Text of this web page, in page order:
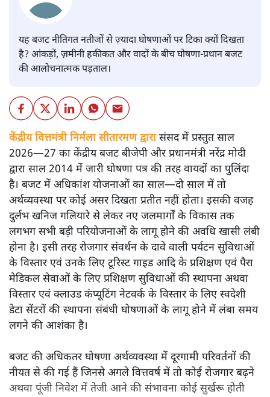
यह बजट नीतिगत नतीजों से ज़्यादा घोषणाओं पर टिका क्यों दिखता
है? आंकड़ों, ज़मीनी हकीकत और वादों के बीच घोषणा-प्रधान बजट
की आलोचनात्मक पड़ताल।
केंद्रीय वित्तमंत्री निर्मला सीतारमण द्वारासंसद में प्रस्तुत साल
2026—27 का केंद्रीय बजट बीजेपी और प्रधानमंत्री नरेंद्र मोदी
द्वारा साल 2014 में जारी घोषणा पत्र की तरह वायदों का पुलिंदा
है। बजट में अधिकांश योजनाओं का साल—दो साल में तो
अर्थव्यवस्था पर कोई असर दिखता प्रतीत नहीं होता। इसकी वजह
दुर्लभ खनिज गलियारे से लेकर नए जलमार्गों के विकास तक
लगभग सभी बड़ी परियोजनाओं के लागू होने की अवधि खासी लंबी
होना है। इसी तरह रोजगार संवर्धन के दावे वाली पर्यटन सुविधाओं
के विस्तार एवं उनके लिए टूरिस्ट गाइड आदि के प्रशिक्षण एवं पैरा
मेडिकल सेवाओं के लिए प्रशिक्षण सुविधाओं की स्थापना अथवा
विस्तार एवं क्लाउड कंप्यूटिंग नेटवर्क के विस्तार के लिए स्वदेशी
डेटा सेंटरों की स्थापना संबंधी घोषणाओं के लागू होने में लंबा समय
लगने की आशंका है।
बजट की अधिकतर घोषणा अर्थव्यवस्था में दूरगामी परिवर्तनों की
नीयत से की गई हैं जिनसे अगले वित्तवर्ष में तो कोई रोजगार बढ़ने
अथवा पूंजी निवेश में तेजी आने की संभावना कोई सुर्खरू होती